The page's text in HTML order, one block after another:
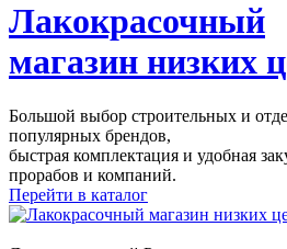
Лакокрасочный
магазин низких
Большой выбор строительных и
популярных брендов,
быстрая комплектация и удобная
прорабов и компаний.
Перейти в каталог